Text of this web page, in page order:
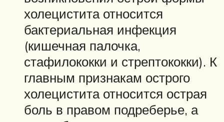
холецистита относится
бактериальная инфекция
(кишечная палочка,
стафилококки и стрептококки). К
главным признакам острого
холецистита относится острая
боль в правом подреберье, а